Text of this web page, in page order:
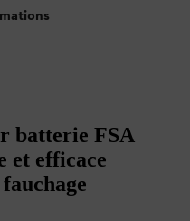
batterie FSA
et efficace